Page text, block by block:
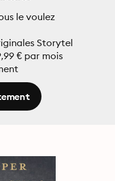
le voulez
Storytel
€ par mois